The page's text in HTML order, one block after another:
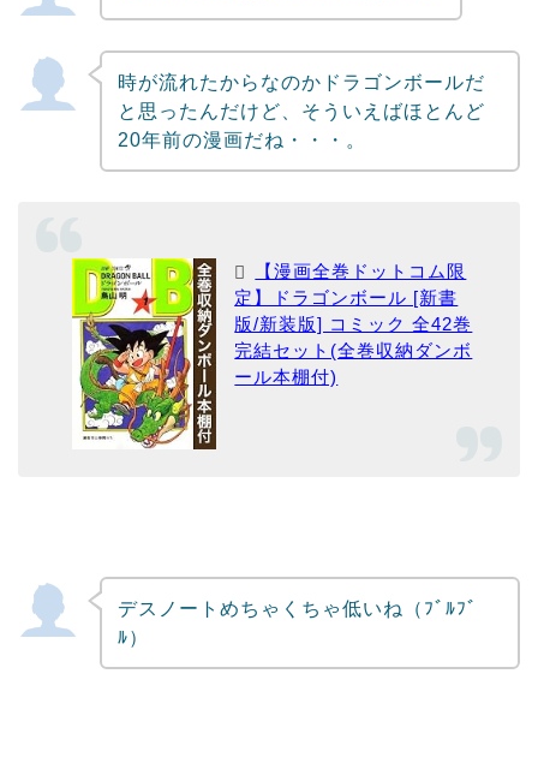
時が流れたからなのかドラゴンボールだ
と思ったんだけど、そういえばほとんど
20年前の漫画だね・・・。
【漫画全巻ドットコム限
定】ドラゴンボール [新書
版/新装版] コミック 全42巻
完結セット(全巻収納ダンボ
ール本棚付)
デスノートめちゃくちゃ低いね（ﾌﾞﾙﾌﾞ
ﾙ）